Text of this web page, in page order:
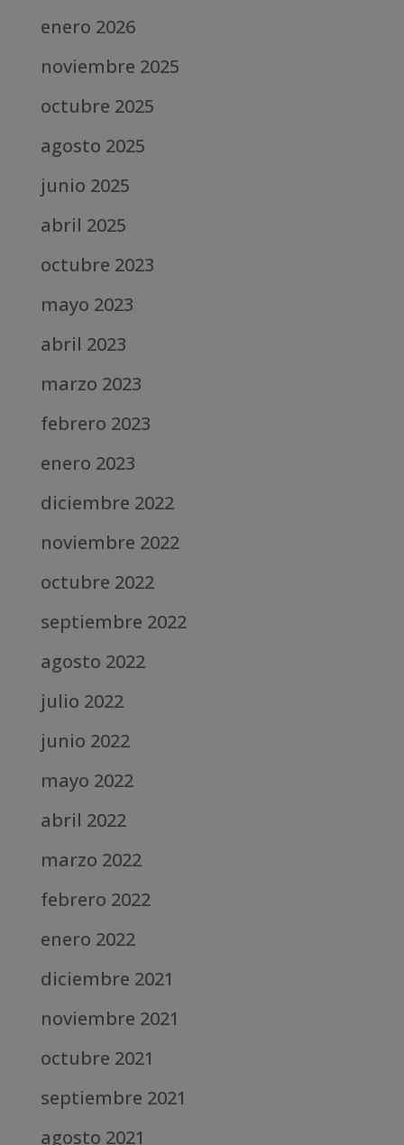
enero 2026
noviembre 2025
octubre 2025
agosto 2025
junio 2025
abril 2025
octubre 2023
mayo 2023
abril 2023
marzo 2023
febrero 2023
enero 2023
diciembre 2022
noviembre 2022
octubre 2022
septiembre 2022
agosto 2022
julio 2022
junio 2022
mayo 2022
abril 2022
marzo 2022
febrero 2022
enero 2022
diciembre 2021
noviembre 2021
octubre 2021
septiembre 2021
agosto 2021